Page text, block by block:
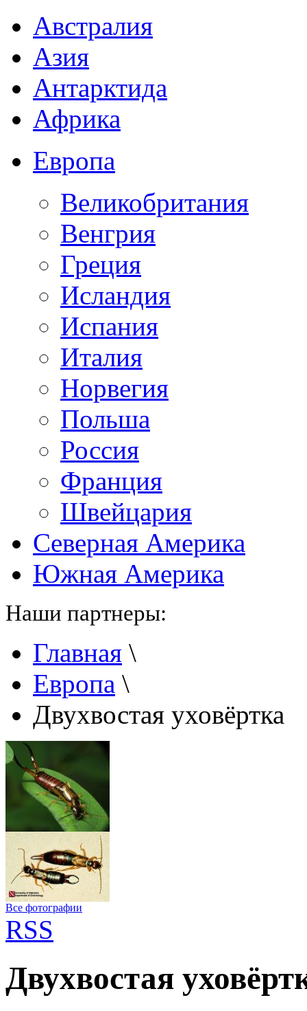
Австралия
Азия
Антарктида
Африка
Европа
Великобритания
Венгрия
Греция
Исландия
Испания
Италия
Норвегия
Польша
Россия
Франция
Швейцария
Северная Америка
Южная Америка
Наши партнеры:
Главная \
Европа \
Двухвостая уховёртка
Все фотографии
RSS
Двухвостая